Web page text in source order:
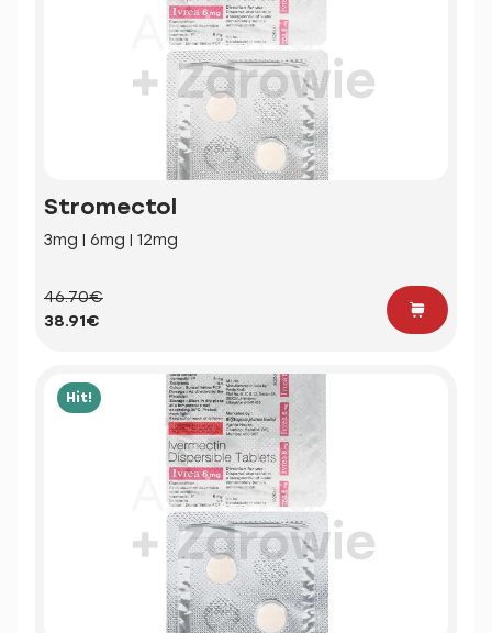
Stromectol
3mg | 6mg | 12mg
46.70€
38.91€
Hit!